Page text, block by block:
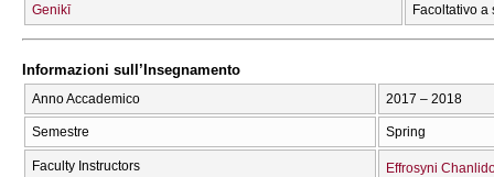
Genikī Facoltativo a
Informazioni sull’Insegnamento
Anno Accademico 2017 – 2018
Semestre Spring
Faculty Instructors Effrosyni